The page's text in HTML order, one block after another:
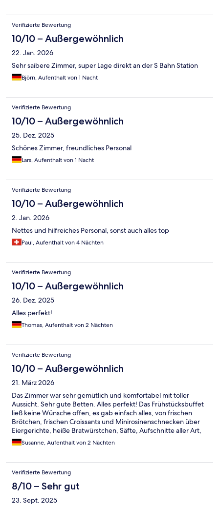
Verifizierte Bewertung
10/10 – Außergewöhnlich
22. Jan. 2026
Sehr saibere Zimmer, super Lage direkt an der S Bahn Station
Björn, Aufenthalt von 1 Nacht
Verifizierte Bewertung
10/10 – Außergewöhnlich
25. Dez. 2025
Schönes Zimmer, freundliches Personal
Lars, Aufenthalt von 1 Nacht
Verifizierte Bewertung
10/10 – Außergewöhnlich
2. Jan. 2026
Nettes und hilfreiches Personal, sonst auch alles top
Paul, Aufenthalt von 4 Nächten
Verifizierte Bewertung
10/10 – Außergewöhnlich
26. Dez. 2025
Alles perfekt!
Thomas, Aufenthalt von 2 Nächten
Verifizierte Bewertung
10/10 – Außergewöhnlich
21. März 2026
Das Zimmer war sehr gemütlich und komfortabel mit toller
Aussicht. Sehr gute Betten. Alles perfekt! Das Frühstücksbuffet
ließ keine Wünsche offen, es gab einfach alles, von frischen
Brötchen, frischen Croissants und Minirosinenschnecken über
Eiergerichte, heiße Bratwürstchen, Säfte, Aufschnitte aller Art,
Obstsalat, Joghurt, Quark, veganen Joghurt sowie Müslis aller
Art. Besonders angenehm fand ich als Teetrinker die Teestation
Susanne, Aufenthalt von 2 Nächten
Verifizierte Bewertung
8/10 – Sehr gut
23. Sept. 2025